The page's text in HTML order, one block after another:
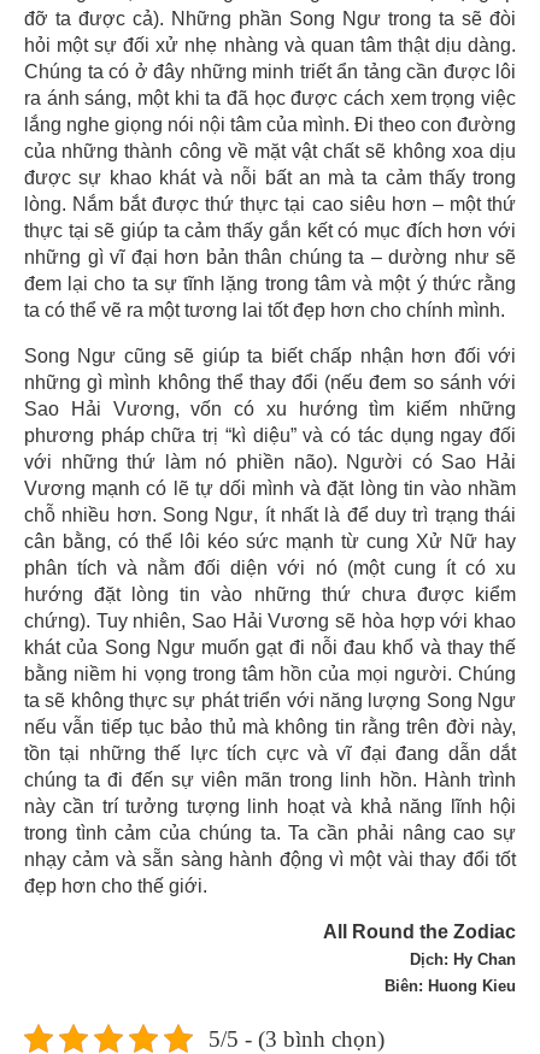
đỡ ta được cả). Những phần Song Ngư trong ta sẽ đòi
hỏi một sự đối xử nhẹ nhàng và quan tâm thật dịu dàng.
Chúng ta có ở đây những minh triết ẩn tảng cần được lôi
ra ánh sáng, một khi ta đã học được cách xem trọng việc
lắng nghe giọng nói nội tâm của mình. Đi theo con đường
của những thành công về mặt vật chất sẽ không xoa dịu
được sự khao khát và nỗi bất an mà ta cảm thấy trong
lòng. Nắm bắt được thứ thực tại cao siêu hơn – một thứ
thực tại sẽ giúp ta cảm thấy gắn kết có mục đích hơn với
những gì vĩ đại hơn bản thân chúng ta – dường như sẽ
đem lại cho ta sự tĩnh lặng trong tâm và một ý thức rằng
ta có thể vẽ ra một tương lai tốt đẹp hơn cho chính mình.
Song Ngư cũng sẽ giúp ta biết chấp nhận hơn đối với
những gì mình không thể thay đổi (nếu đem so sánh với
Sao Hải Vương, vốn có xu hướng tìm kiếm những
phương pháp chữa trị “kì diệu” và có tác dụng ngay đối
với những thứ làm nó phiền não). Người có Sao Hải
Vương mạnh có lẽ tự dối mình và đặt lòng tin vào nhầm
chỗ nhiều hơn. Song Ngư, ít nhất là để duy trì trạng thái
cân bằng, có thể lôi kéo sức mạnh từ cung Xử Nữ hay
phân tích và nằm đối diện với nó (một cung ít có xu
hướng đặt lòng tin vào những thứ chưa được kiểm
chứng). Tuy nhiên, Sao Hải Vương sẽ hòa hợp với khao
khát của Song Ngư muốn gạt đi nỗi đau khổ và thay thế
bằng niềm hi vọng trong tâm hồn của mọi người. Chúng
ta sẽ không thực sự phát triển với năng lượng Song Ngư
nếu vẫn tiếp tục bảo thủ mà không tin rằng trên đời này,
tồn tại những thế lực tích cực và vĩ đại đang dẫn dắt
chúng ta đi đến sự viên mãn trong linh hồn. Hành trình
này cần trí tưởng tượng linh hoạt và khả năng lĩnh hội
trong tình cảm của chúng ta. Ta cần phải nâng cao sự
nhạy cảm và sẵn sàng hành động vì một vài thay đổi tốt
đẹp hơn cho thế giới.
All Round the Zodiac
Dịch: Hy Chan
Biên: Huong Kieu
5/5 - (3 bình chọn)